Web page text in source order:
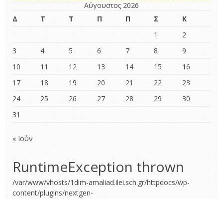
Αύγουστος 2026
Δ
Τ Τ Π Π Σ
Κ
1
2
3
4 5 6 7 8
9
10
11 12 13 14 15
16
17
18 19 20 21 22
23
24
25 26 27 28 29
30
31
« Ιούν
RuntimeException thrown
/var/www/vhosts/1dim-amaliad.ilei.sch.gr/httpdocs/wp-
content/plugins/nextgen-